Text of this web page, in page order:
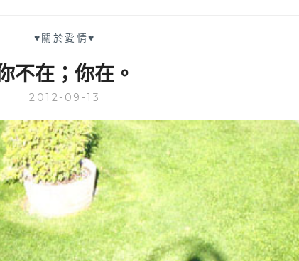
— ♥關於愛情♥ —
不在；你在。
2012-09-13